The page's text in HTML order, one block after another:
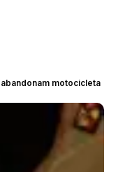
motocicleta